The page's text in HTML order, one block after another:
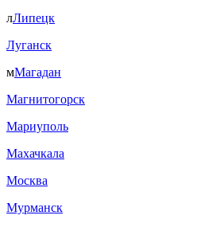
лЛипецк
Луганск
мМагадан
Магнитогорск
Мариуполь
Махачкала
Москва
Мурманск